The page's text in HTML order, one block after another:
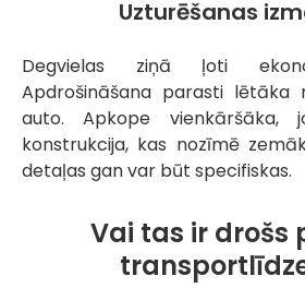
Uzturēšanas
Degvielas ziņā ļoti
Apdrošināšana parasti lētāka
auto. Apkope vienkāršāka,
konstrukcija, kas nozīmē
detaļas gan var būt specifiskas.
Vai tas ir drošs